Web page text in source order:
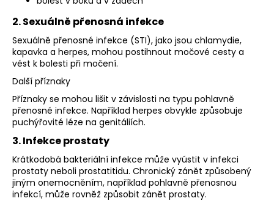
2. Sexuálně přenosná infekce
Sexuálně přenosné infekce (STI), jako jsou chlamydie,
kapavka a herpes, mohou postihnout močové cesty a
vést k bolesti při močení.
Další příznaky
Příznaky se mohou lišit v závislosti na typu pohlavně
přenosné infekce. Například herpes obvykle způsobuje
puchýřovité léze na genitáliích.
3. Infekce prostaty
Krátkodobá bakteriální infekce může vyústit v infekci
prostaty neboli prostatitidu. Chronický zánět způsobený
jiným onemocněním, například pohlavně přenosnou
infekcí, může rovněž způsobit zánět prostaty.